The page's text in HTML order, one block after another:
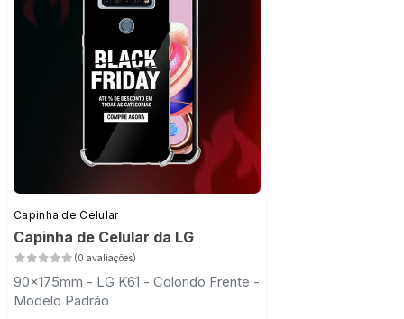
Capinha de Celular
Capinha de Celular da LG
(0 avaliações)
90x175mm - LG K61 - Colorido Frente -
Modelo Padrão